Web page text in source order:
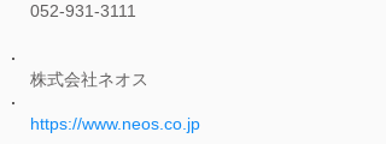
052-931-3111
株式会社ネオス
https://www.neos.co.jp